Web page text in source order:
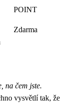
POINT
Zdarma
na čem jste.
vysvětlí tak, že